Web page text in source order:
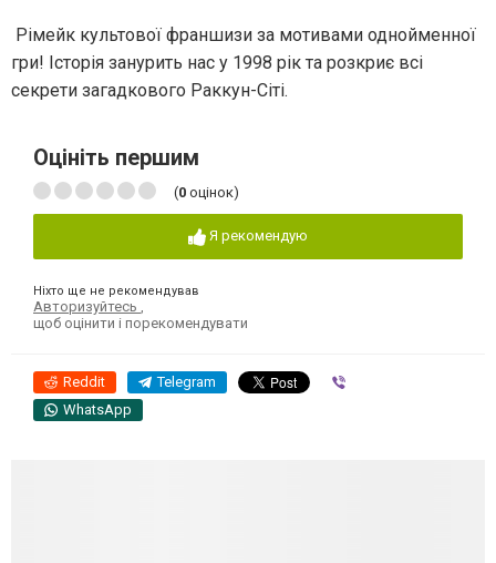
Рімейк культової франшизи за мотивами однойменної
гри! Історія занурить нас у 1998 рік та розкриє всі
секрети загадкового Раккун-Сіті.
Оцініть першим
(0 оцінок)
Я рекомендую
Ніхто ще не рекомендував
Авторизуйтесь
щоб оцінити і порекомендувати
Reddit Telegram
WhatsApp